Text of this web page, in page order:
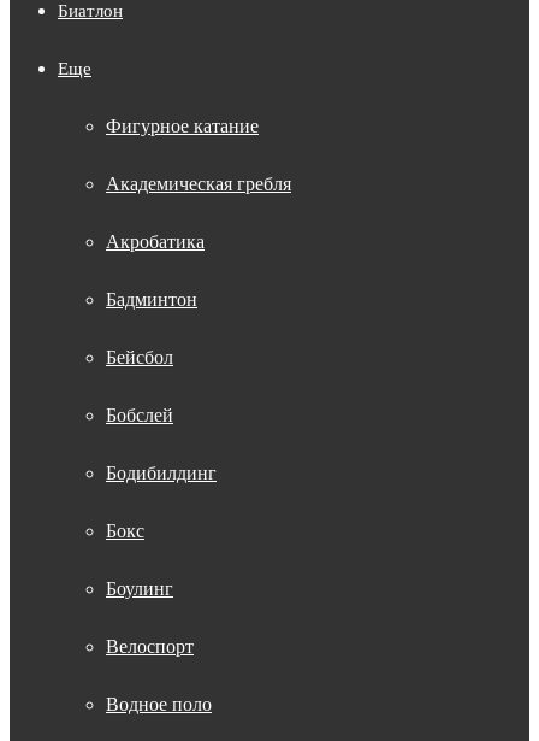
Биатлон
Еще
Фигурное катание
Академическая гребля
Акробатика
Бадминтон
Бейсбол
Бобслей
Бодибилдинг
Бокс
Боулинг
Велоспорт
Водное поло